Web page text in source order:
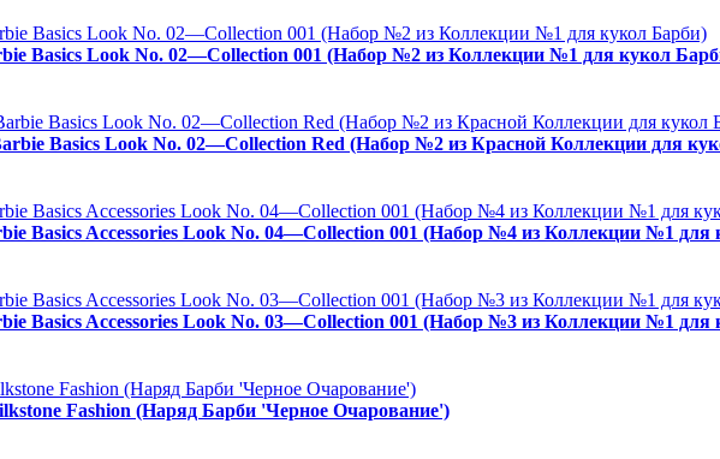
Basics Look No. 02—Collection 001 (Набор №2 из Коллекции №1 для кукол
Basics Look No. 02—Collection Red (Набор №2 из Красной Коллекции для
Basics Accessories Look No. 04—Collection 001 (Набор №4 из Коллекции №1 для
Basics Accessories Look No. 03—Collection 001 (Набор №3 из Коллекции №1 для
Fashion (Наряд Барби 'Черное Очарование')